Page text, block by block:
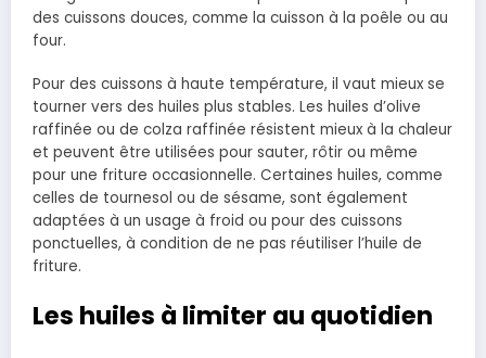
des cuissons douces, comme la cuisson à la poêle ou au
four.
Pour des cuissons à haute température, il vaut mieux se
tourner vers des huiles plus stables. Les huiles d’olive
raffinée ou de colza raffinée résistent mieux à la chaleur
et peuvent être utilisées pour sauter, rôtir ou même
pour une friture occasionnelle. Certaines huiles, comme
celles de tournesol ou de sésame, sont également
adaptées à un usage à froid ou pour des cuissons
ponctuelles, à condition de ne pas réutiliser l’huile de
friture.
Les huiles à limiter au quotidien